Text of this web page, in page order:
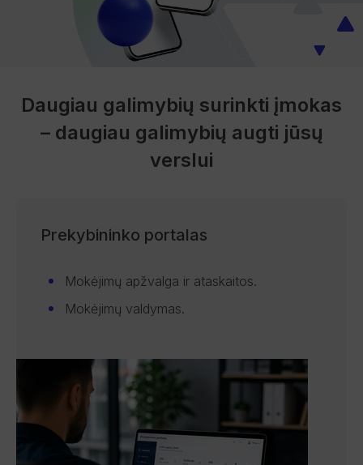
Daugiau galimybių surinkti įmokas
– daugiau galimybių augti jūsų
verslui
Prekybininko portalas
Mokėjimų apžvalga ir ataskaitos.
Mokėjimų valdymas.